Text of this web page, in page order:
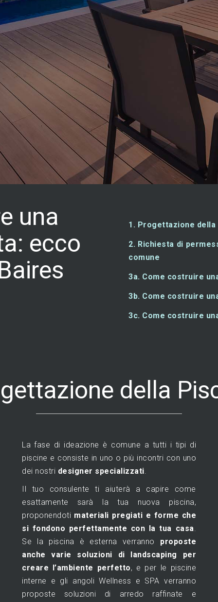
una
ecco
1. Progettazione della
2. Richiesta di
comune
3a. Come costruire
3b. Come costruire
3c. Come costruire
della
La fase di ideazione è comune a tutti i tipi di
piscine e consiste in uno o più incontri con uno
dei nostri designer specializzati.
Il tuo consulente ti aiuterà a capire come
esattamente sarà la tua nuova piscina,
proponendoti materiali pregiati e forme che
si fondono perfettamente con la tua casa.
Se la piscina è esterna verranno proposte
anche varie soluzioni di landscaping per
creare l’ambiente perfetto, e per le piscine
interne e gli angoli Wellness e SPA verranno
proposte soluzioni di arredo raffinate e